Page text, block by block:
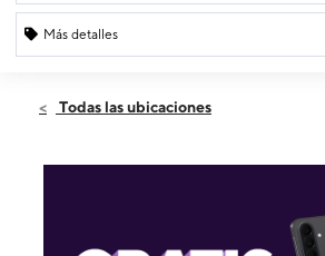
Más detalles
Viernes:10:00 a. m. a 8:00 p. m.
Todas las ubicaciones